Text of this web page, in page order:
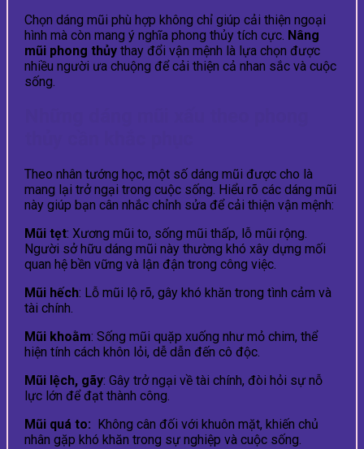
Chọn dáng mũi phù hợp không chỉ giúp cải thiện ngoại
hình mà còn mang ý nghĩa phong thủy tích cực. Nâng
mũi phong thủy thay đổi vận mệnh là lựa chọn được
nhiều người ưa chuộng để cải thiện cả nhan sắc và cuộc
sống.
Theo nhân tướng học, một số dáng mũi được cho là
mang lại trở ngại trong cuộc sống. Hiểu rõ các dáng mũi
này giúp bạn cân nhắc chỉnh sửa để cải thiện vận mệnh:
Mũi tẹt: Xương mũi to, sống mũi thấp, lỗ mũi rộng.
Người sở hữu dáng mũi này thường khó xây dựng mối
quan hệ bền vững và lận đận trong công việc.
Mũi hếch: Lỗ mũi lộ rõ, gây khó khăn trong tình cảm và
tài chính.
Mũi khoằm: Sống mũi quặp xuống như mỏ chim, thể
hiện tính cách khôn lỏi, dễ dẫn đến cô độc.
Mũi lệch, gãy: Gây trở ngại về tài chính, đòi hỏi sự nỗ
lực lớn để đạt thành công.
Mũi quá to:
Không cân đối với khuôn mặt, khiến chủ
nhân gặp khó khăn trong sự nghiệp và cuộc sống.